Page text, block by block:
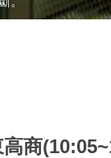
商